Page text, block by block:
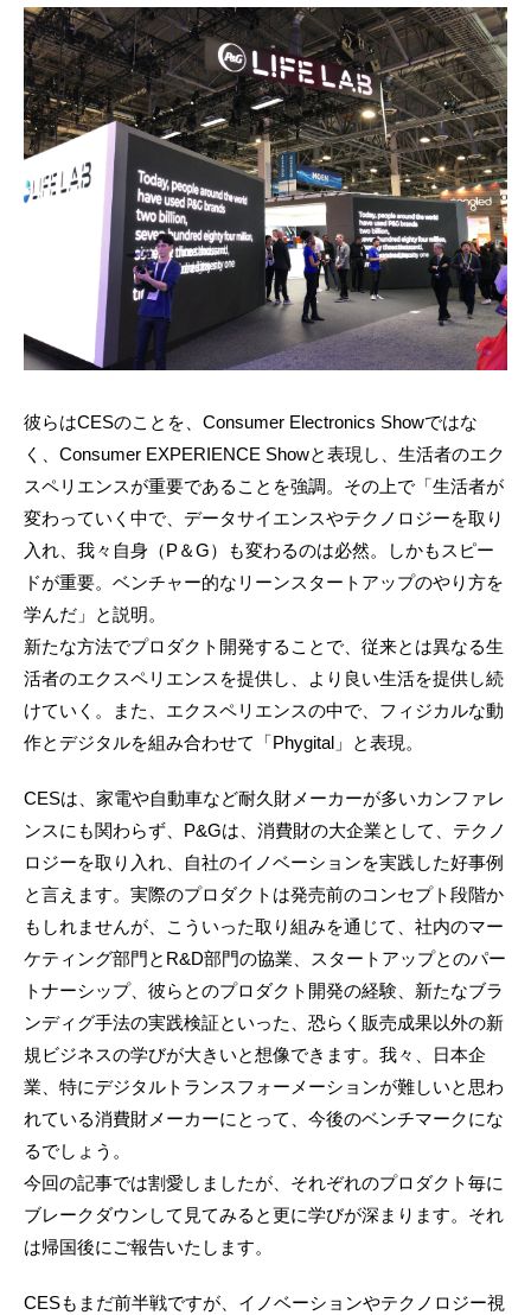
彼らはCESのことを、Consumer Electronics Showではな
く、Consumer EXPERIENCE Showと表現し、生活者のエク
スペリエンスが重要であることを強調。その上で「生活者が
変わっていく中で、データサイエンスやテクノロジーを取り
入れ、我々自身（P＆G）も変わるのは必然。しかもスピー
ドが重要。ベンチャー的なリーンスタートアップのやり方を
学んだ」と説明。
新たな方法でプロダクト開発することで、従来とは異なる生
活者のエクスペリエンスを提供し、より良い生活を提供し続
けていく。また、エクスペリエンスの中で、フィジカルな動
作とデジタルを組み合わせて「Phygital」と表現。
CESは、家電や自動車など耐久財メーカーが多いカンファレ
ンスにも関わらず、P&Gは、消費財の大企業として、テクノ
ロジーを取り入れ、自社のイノベーションを実践した好事例
と言えます。実際のプロダクトは発売前のコンセプト段階か
もしれませんが、こういった取り組みを通じて、社内のマー
ケティング部門とR&D部門の協業、スタートアップとのパー
トナーシップ、彼らとのプロダクト開発の経験、新たなブラ
ンディグ手法の実践検証といった、恐らく販売成果以外の新
規ビジネスの学びが大きいと想像できます。我々、日本企
業、特にデジタルトランスフォーメーションが難しいと思わ
れている消費財メーカーにとって、今後のベンチマークにな
るでしょう。
今回の記事では割愛しましたが、それぞれのプロダクト毎に
ブレークダウンして見てみると更に学びが深まります。それ
は帰国後にご報告いたします。
CESもまだ前半戦ですが、イノベーションやテクノロジー視